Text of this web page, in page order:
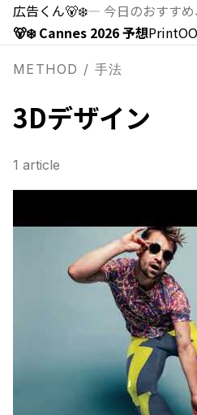
広告くん🐻‍❄️— 今日のおすすめ
🐻‍❄️ Cannes 2026 予想Print
METHOD / 手法
3Dデザイン
1 article